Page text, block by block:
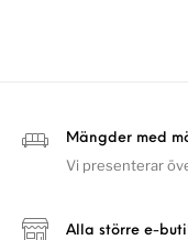
Mängder med
Vi presenterar
Alla större e-